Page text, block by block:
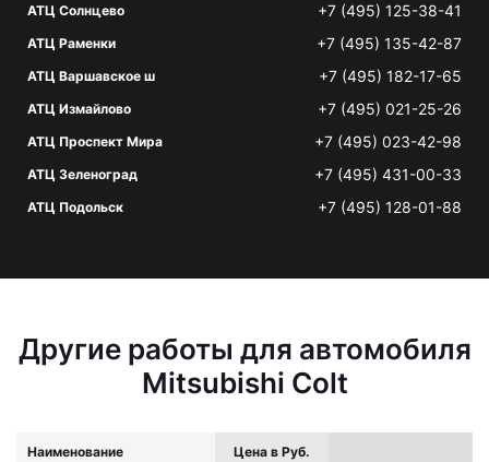
АТЦ Солнцево +7 (495) 125-38-41
АТЦ Раменки +7 (495) 135-42-87
АТЦ Варшавское ш +7 (495) 182-17-65
АТЦ Измайлово +7 (495) 021-25-26
АТЦ Проспект Мира +7 (495) 023-42-98
АТЦ Зеленоград +7 (495) 431-00-33
АТЦ Подольск +7 (495) 128-01-88
Другие работы для автомобиля
Mitsubishi Colt
Наименование Цена в Руб.